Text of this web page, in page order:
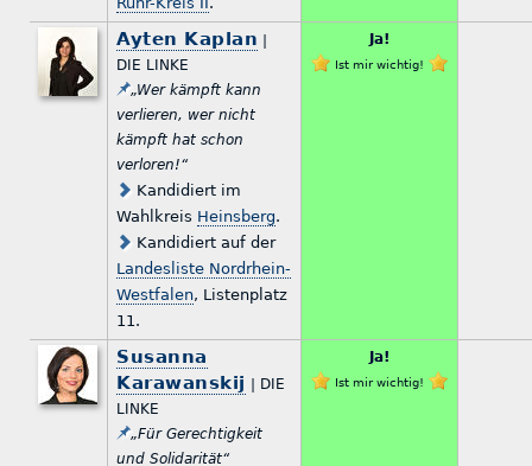
Ayten Kaplan
DIE LINKE
„Wer kämpft kann
verlieren, wer nicht
kämpft hat schon
verloren!“
Kandidiert im
Wahlkreis Heinsberg.
Kandidiert auf der
Landesliste Nordrhein-
Westfalen, Listenplatz
11.
Ja!
Ist mir wichtig!
Susanna
Karawanskij
| DIE
LINKE
„Für Gerechtigkeit
und Solidarität“
Ja!
Ist mir wichtig!